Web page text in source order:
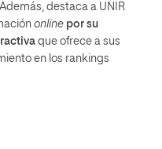
destaca a UNIR
online por su
que ofrece a sus
en los rankings